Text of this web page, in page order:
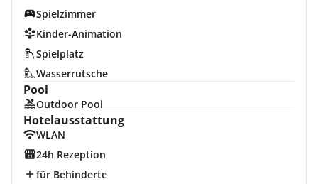
Spielzimmer
Kinder-Animation
Spielplatz
Wasserrutsche
Pool
Outdoor Pool
Hotelausstattung
WLAN
24h Rezeption
für Behinderte